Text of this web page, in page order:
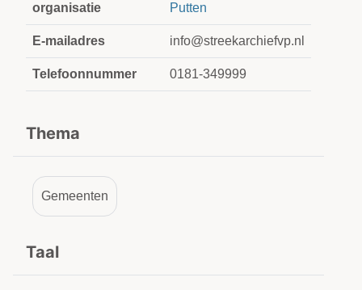
organisatie
Putten
E-mailadres info@streekarchiefvp.nl
Telefoonnummer 0181-349999
Thema
Gemeenten
Taal